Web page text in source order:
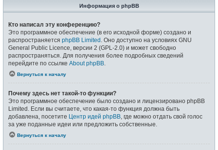
Информация о phpBB
Кто написал эту конференцию?
Это программное обеспечение (в его исходной форме) создано и
распространяется phpBB Limited . Оно доступно на условиях GNU
General Public Licence, версии 2 (GPL-2.0) и может свободно
распространяться. Для получения более подробных сведений
перейдите по ссылке About phpBB
Вернуться к началу
Почему здесь нет такой-то функции?
Это программное обеспечение было создано и лицензировано phpBB
Limited. Если вы считаете, что какая-то функция должна быть
добавлена, посетите Центр идей phpBB , где можно отдать свой голос
за уже поданные идеи или предложить собственные.
Вернуться к началу